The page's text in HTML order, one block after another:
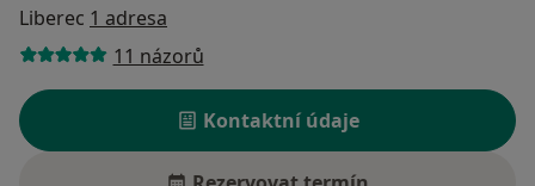
Liberec 1 adresa
11 názorů
Kontaktní údaje